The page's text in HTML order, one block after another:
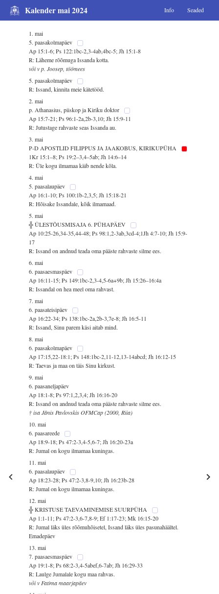
Kalender mai 2024 Info Seaded
1. mai
5. paasakolmapäev
Ap 15:1-6; Ps 122:1bc-2,3-4ab,4bc-5; Jh 15:1-8
R: Läheme rõõmuga Issanda kotta.
või v p. Joosep, töömees
5. paasakolmapäev
R: Issand, kinnita meie kätetööd.
2. mai
p. Athanasius, piiskop ja Kiriku doktor
Ap 15:7-21; Ps 96:1-2a,2b-3,10; Jh 15:9-11
R: Jutustage rahvaste seas Issanda au.
3. mai
P-D APOSTLID FILIPPUS JA JAAKOBUS, KIRIKUPÜHA
1Kr 15:1–8; Ps 19:2–3,4–5ab; Jh 14:6–14
R: Üle kogu ilmamaa käib nende kõla.
4. mai
5. paasalaupäev
Ap 16:1-10; Ps 100:1b-2,3,5; Jh 15:18-21
R: Hõisake Issandale, kõik ilmamaad.
5. mai
╬ ÜLESTÕUSMISAJA 6. PÜHAPÄEV
Ap 10:25-26,34-35,44-48; Ps 98:1,2-3ab,3cd-4;1Jh 4:7-10; Jh 15:9-
17
R: Issand on andnud teada oma pääste rahvaste silme ees.
6. mai
6. paasaesmaspäev
Ap 16:11-15; Ps 149:1bc-2,3-4,5-6a+9b; Jh 15:26–16:4a
R: Issandal on hea meel oma rahvast.
7. mai
6. paasateisipäev
Ap 16:22-34; Ps 138:1bc-2a,2b-3,7e-8; Jh 16:5-11
R: Issand, Sinu parem käsi aitab mind.
8. mai
6. paasakolmapäev
Ap 17:15,22-18:1; Ps 148:1bc-2,11-12,13-14abcd; Jh 16:12-15
R: Taevas ja maa on täis Sinu kirkust.
9. mai
6. paasaneljapäev
Ap 18:1-8; Ps 97:1,2,3,4; Jh 16:16-20
R: Issand on andnud teada oma pääste rahvaste silme ees.
† isa Jānis Pavlovskis OFMCap (2000, Riia)
10. mai
6. paasareede
Ap 18:9-18; Ps 47:2-3,4-5,6-7; Jh 16:20-23a
R: Jumal on kogu ilmamaa kuningas.
11. mai
6. paasalaupäev
Ap 18:23-28; Ps 47:2-3,8-9,10; Jh 16:23b-28
R: Jumal on kogu ilmamaa kuningas.
12. mai
╬ KRISTUSE TAEVAMINEMISE SUURPÜHA
Ap 1:1-11; Ps 47:2-3,6-7,8-9; Ef 1:17-23; Mk 16:15-20
R: Jumal läks üles rõõmuhõisetel, Issand läks üles pasunahäältel.
Emadepäev
13. mai
7. paasaesmaspäev
Ap 19:1-8; Ps 68:2-3,4-5abef,6-7ab; Jh 16:29-33
R: Laulge Jumalale kogu maa rahvas.
või v Fatima maarjapäev